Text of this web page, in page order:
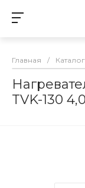
Главная /
TVK-130